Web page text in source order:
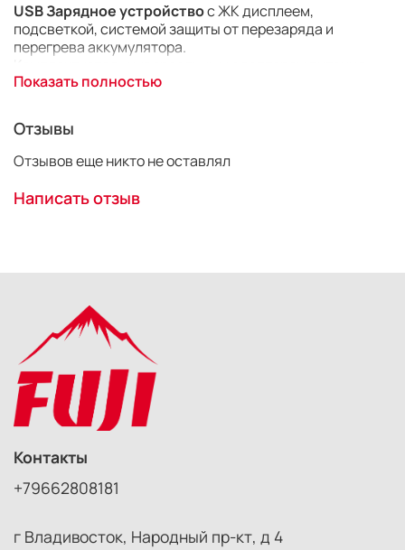
USB Зарядное устройствоc ЖК дисплеем,
подсветкой, системой защиты от перезаряда и
перегрева аккумулятора.
USB от 220В
Модель
Производитель
Показать полностью
Отзывы
Отзывов еще никто не оставлял
Написать отзыв
Контакты
+79662808181
г Владивосток, Народный пр-кт, д 4